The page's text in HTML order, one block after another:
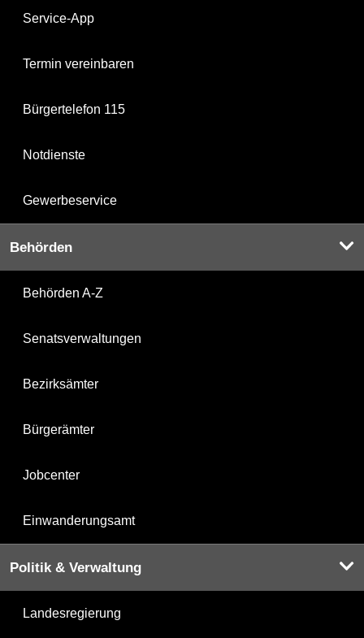
Service-App
Termin vereinbaren
Bürgertelefon 115
Notdienste
Gewerbeservice
Behörden
Behörden A-Z
Senatsverwaltungen
Bezirksämter
Bürgerämter
Jobcenter
Einwanderungsamt
Politik & Verwaltung
Landesregierung